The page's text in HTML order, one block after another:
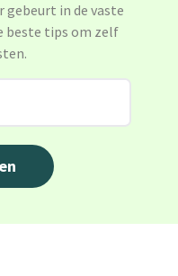
gebeurt in de vaste
beste tips om zelf